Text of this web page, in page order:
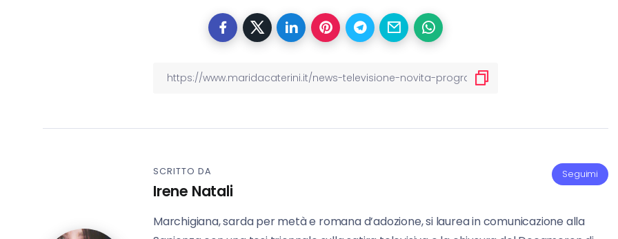
Seguimi
SCRITTO DA
Irene Natali
Marchigiana, sarda per metà e romana d’adozione, si laurea in comunicazione alla